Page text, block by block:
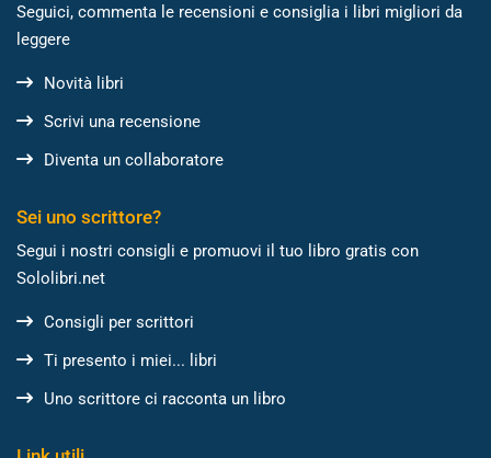
Seguici, commenta le recensioni e consiglia i libri migliori da
leggere
Novità libri
Scrivi una recensione
Diventa un collaboratore
Sei uno scrittore?
Segui i nostri consigli e promuovi il tuo libro gratis con
Sololibri.net
Consigli per scrittori
Ti presento i miei... libri
Uno scrittore ci racconta un libro